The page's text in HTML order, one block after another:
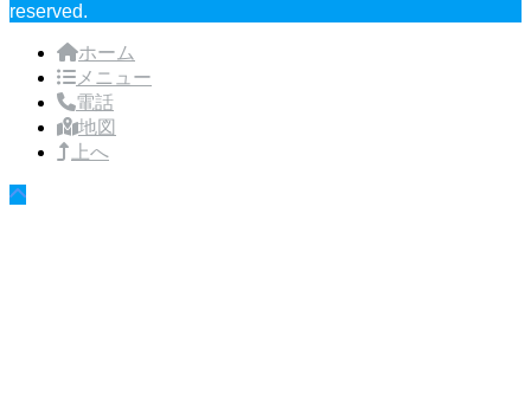
reserved.
ホーム
メニュー
電話
地図
上へ